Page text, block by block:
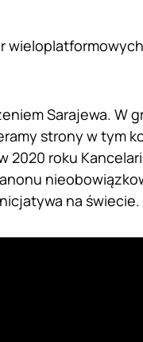
Sarajewa. W
strony w tym
2020 roku
na świecie.